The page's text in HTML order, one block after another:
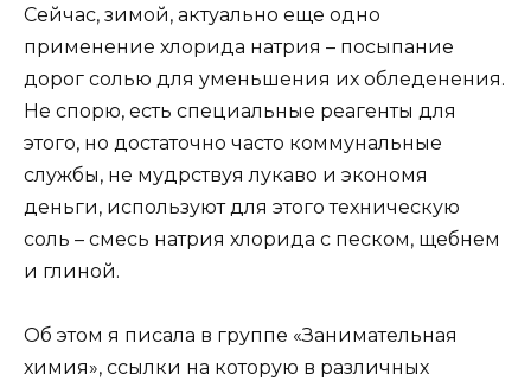
Сейчас, зимой, актуально еще одно
применение хлорида натрия – посыпание
дорог солью для уменьшения их обледенения.
Не спорю, есть специальные реагенты для
этого, но достаточно часто коммунальные
службы, не мудрствуя лукаво и экономя
деньги, используют для этого техническую
соль – смесь натрия хлорида с песком, щебнем
и глиной.
Об этом я писала в группе «Занимательная
химия», ссылки на которую в различных